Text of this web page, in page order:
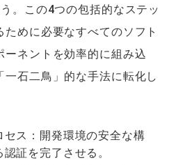
。この4つの包括的なステッ
めに必要なすべてのソフト
ーネントを効率的に組み込
石二鳥」的な手法に転化し
ス：開発環境の安全な構
証を完了させる。